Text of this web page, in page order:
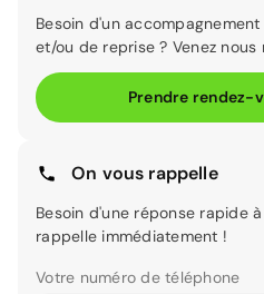
Besoin d'un
et/ou de reprise ? Venez
Prendre rendez-
On vous rappelle
Besoin d'une réponse rapide
rappelle immédiatement !
Votre numéro de téléphone